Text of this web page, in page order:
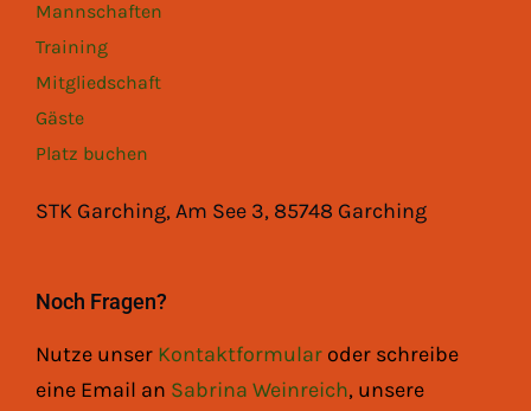
Mannschaften
Training
Mitgliedschaft
Gäste
Platz buchen
STK Garching, Am See 3, 85748 Garching
Noch Fragen?
Nutze unser Kontaktformular oder schreibe
eine Email an Sabrina Weinreich, unsere